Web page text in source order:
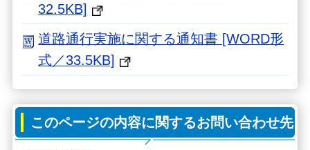
32.5KB]
道路通行実施に関する通知書 [WORD形
式／33.5KB]
このページの内容に関するお問い合わせ先